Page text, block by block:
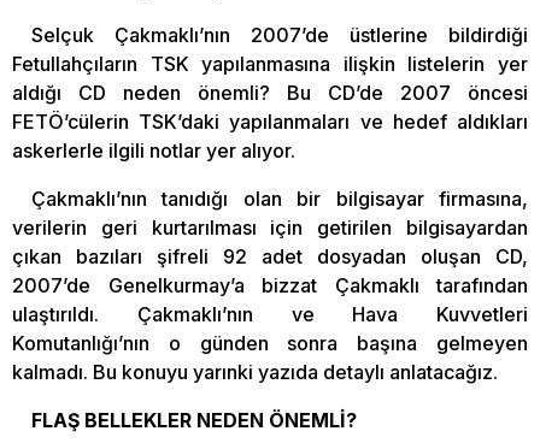
Selçuk Çakmaklı’nın 2007’de üstlerine bildirdiği
Fetullahçıların TSK yapılanmasına ilişkin listelerin yer
aldığı CD neden önemli? Bu CD’de 2007 öncesi
FETÖ’cülerin TSK’daki yapılanmaları ve hedef aldıkları
askerlerle ilgili notlar yer alıyor.
Çakmaklı’nın tanıdığı olan bir bilgisayar firmasına,
verilerin geri kurtarılması için getirilen bilgisayardan
çıkan bazıları şifreli 92 adet dosyadan oluşan CD,
2007’de Genelkurmay’a bizzat Çakmaklı tarafından
ulaştırıldı. Çakmaklı’nın ve Hava Kuvvetleri
Komutanlığı’nın o günden sonra başına gelmeyen
kalmadı. Bu konuyu yarınki yazıda detaylı anlatacağız.
FLAŞ BELLEKLER NEDEN ÖNEMLİ?